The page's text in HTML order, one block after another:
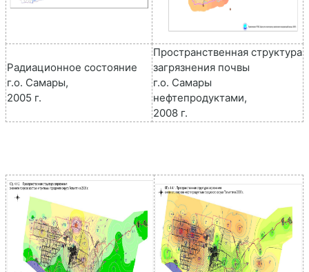
Радиационное состояние
г.о. Самары,
2005 г.
Пространственная структура
загрязнения почвы
г.о. Самары
нефтепродуктами,
2008 г.